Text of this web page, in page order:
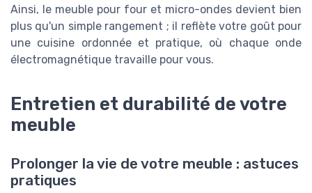
Ainsi, le meuble pour four et micro-ondes devient bien
plus qu'un simple rangement ; il reflète votre goût pour
une cuisine ordonnée et pratique, où chaque onde
électromagnétique travaille pour vous.
Entretien et durabilité de votre
meuble
Prolonger la vie de votre meuble : astuces
pratiques